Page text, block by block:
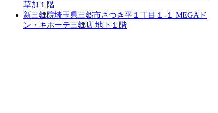
草加１階
新三郷院埼玉県三郷市さつき平１丁目１-１ MEGAド
ン・キホーテ三郷店 地下１階